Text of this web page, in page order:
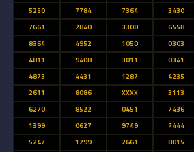
5250
7784 7364 3430
7661
2840 3308 6558
8364
4952 1050 0303
4811
9408 3011 0341
4873
4431 1287 4235
2611
8086 XXXX 3113
6270
8522 0451 7436
1399
0627 9749 7444
5247
1299 2661 8015